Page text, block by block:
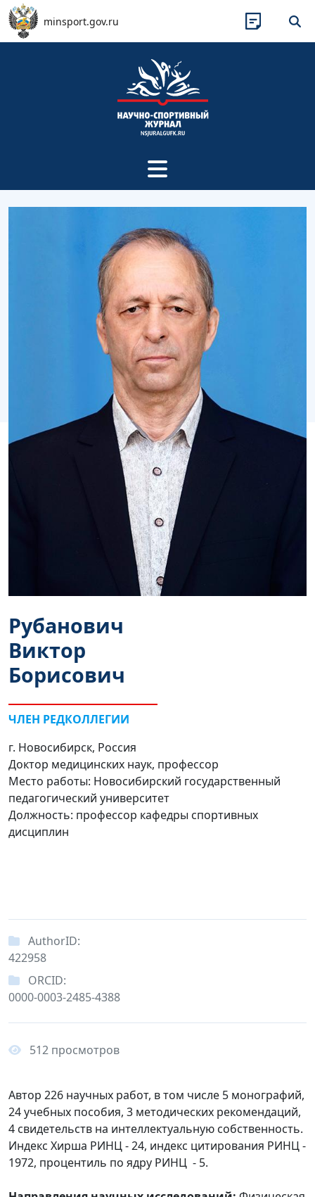
Перейти к основному содержанию
minsport.gov.ru
Рубанович
Виктор
Борисович
ЧЛЕН РЕДКОЛЛЕГИИ
г. Новосибирск, Россия
Доктор медицинских наук, профессор
Место работы: Новосибирский государственный
педагогический университет
Должность: профессор кафедры спортивных
дисциплин
AuthorID:
422958
ORCID:
0000-0003-2485-4388
512 просмотров
Автор 226 научных работ, в том числе 5 монографий,
24 учебных пособия, 3 методических рекомендаций,
4 свидетельств на интеллектуальную собственность.
Индекс Хирша РИНЦ - 24, индекс цитирования РИНЦ -
1972, процентиль по ядру РИНЦ - 5.